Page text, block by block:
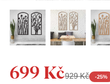
699 Kč929 Kč -25%